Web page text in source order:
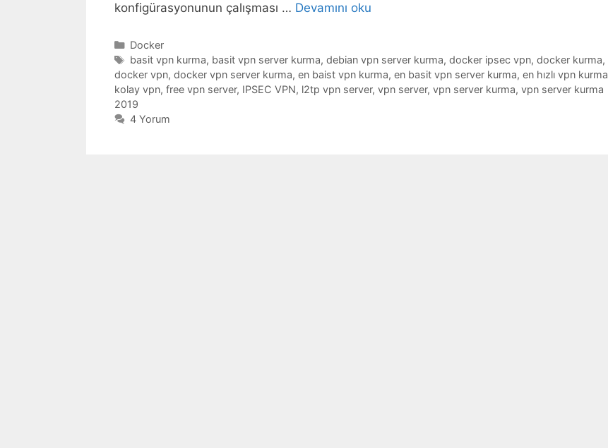
konfigürasyonunun çalışması … Devamını oku
Kategoriler
Docker
Etiketler
basit vpn kurma, basit vpn server kurma, debian vpn server kurma, docker ipsec vpn, docker kurma,
docker vpn, docker vpn server kurma, en baist vpn kurma, en basit vpn server kurma, en hızlı vpn kurma
kolay vpn, free vpn server, IPSEC VPN, l2tp vpn server, vpn server, vpn server kurma, vpn server kurma
2019
4 Yorum